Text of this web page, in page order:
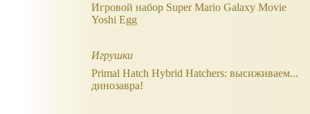
Игровой набор Super Mario Galaxy Movie
Yoshi Egg
Игрушки
Primal Hatch Hybrid Hatchers: высиживаем...
динозавра!